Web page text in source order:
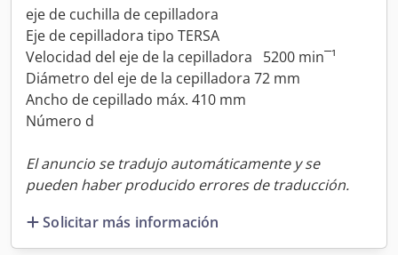
eje de cuchilla de cepilladora
Eje de cepilladora tipo TERSA
Velocidad del eje de la cepilladora 5200 min¯¹
Diámetro del eje de la cepilladora 72 mm
Ancho de cepillado máx. 410 mm
Número d
El anuncio se tradujo automáticamente y se
pueden haber producido errores de traducción.
Solicitar más información